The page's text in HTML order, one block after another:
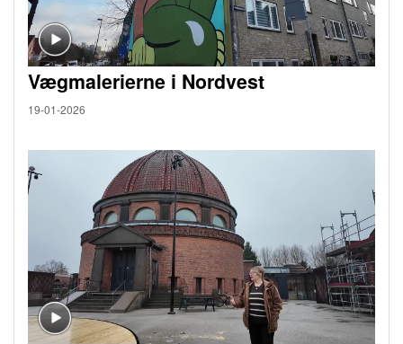
Vægmalerierne i Nordvest
19-01-2026